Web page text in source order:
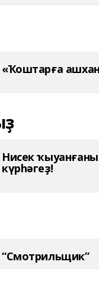
«Ҡоштарға
Нисек
күрһәгеҙ!
“Смотрильщик”